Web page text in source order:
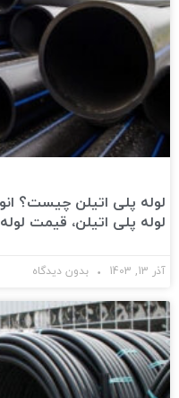
لوله پلی اتیلن چیست؟
لوله پلی اتیلن، قیمت
آذر 13, 1403 بدون دیدگاه